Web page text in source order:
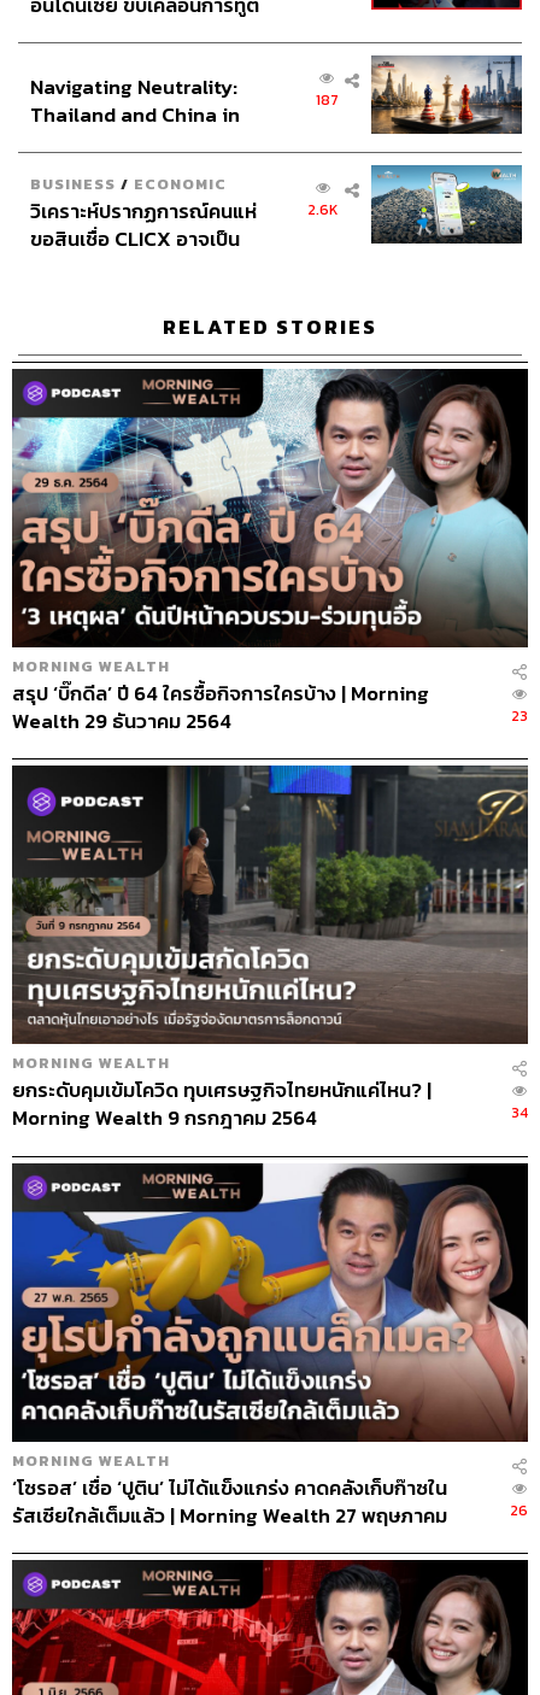
อินโดนีเซีย
Navigating Neutrality:
Thailand and China in
187
BUSINESS / ECONOMIC
วิเคราะห์ปรากฏการณ์คนแห่
ขอสินเชื่อ CLICX อาจเป็น
2.6K
RELATED STORIES
MORNING WEALTH
สรุป ‘บิ๊กดีล’ ปี 64 ใครซื้อกิจการใครบ้าง | Morning
Wealth 29 ธันวาคม 2564
23
MORNING WEALTH
ยกระดับคุมเข้มโควิด ทุบเศรษฐกิจไทยหนักแค่ไหน? |
Morning Wealth 9 กรกฎาคม 2564
34
MORNING WEALTH
‘โซรอส’ เชื่อ ‘ปูติน’ ไม่ได้แข็งแกร่ง คาดคลังเก็บก๊าซใน
รัสเซียใกล้เต็มแล้ว | Morning Wealth 27 พฤษภาคม
26